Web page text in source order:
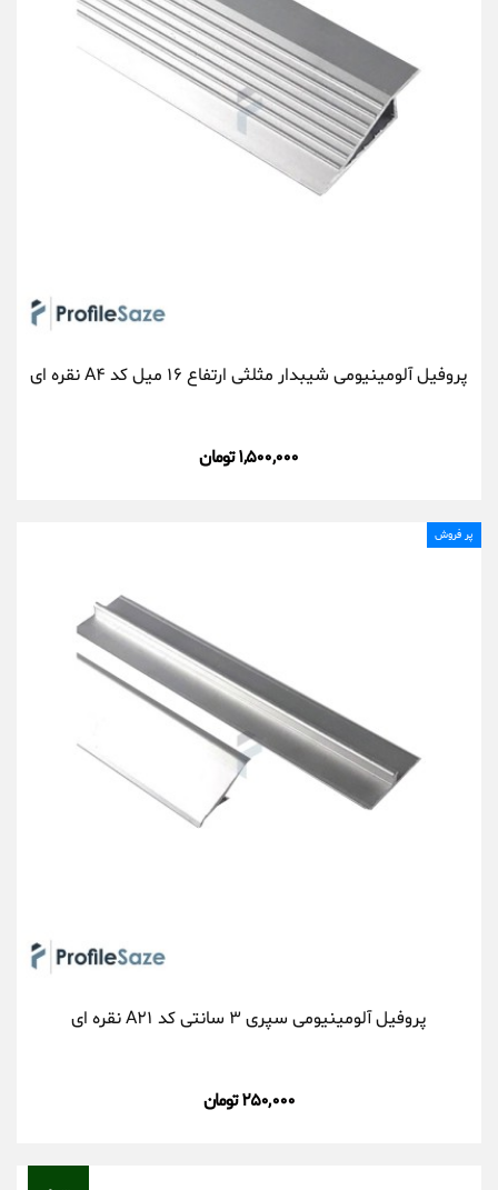
پروفیل آلومینیومی شیبدار مثلثی ارتفاع ۱۶ میل کد A۴ نقره ای
۱,۵۰۰,۰۰۰ تومان
پر فروش
پروفیل آلومینیومی سپری ۳ سانتی کد A۲۱ نقره ای
۲۵۰,۰۰۰ تومان